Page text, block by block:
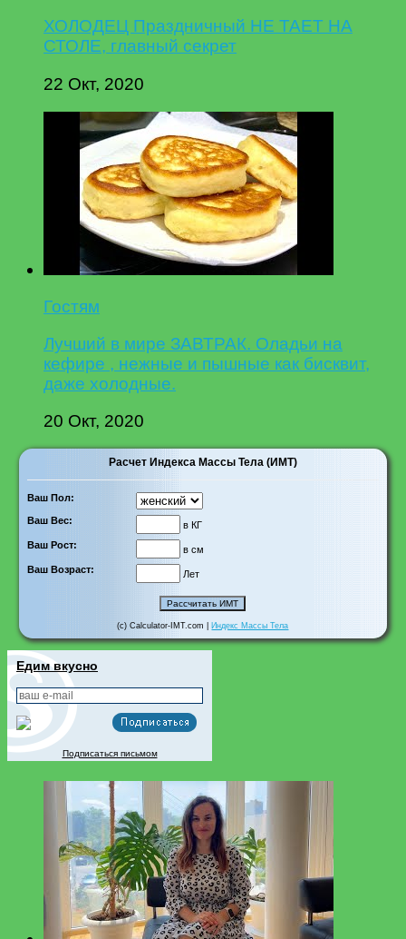
ХОЛОДЕЦ Праздничный НЕ ТАЕТ НА
СТОЛЕ, главный секрет
22 Окт, 2020
Гостям
Лучший в мире ЗАВТРАК. Оладьи на
кефире , нежные и пышные как бисквит,
даже холодные.
20 Окт, 2020
Расчет Индекса Массы Тела (ИМТ)
Ваш Пол:
Ваш Вес:
в КГ
Ваш Рост:
в см
Ваш Возраст:
Лет
(c) Calculator-IMT.com | Индекс Массы Тела
Едим вкусно
Подписаться письмом